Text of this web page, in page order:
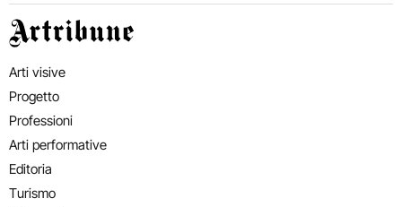
Artribune
Arti visive
Progetto
Professioni
Arti performative
Editoria
Turismo